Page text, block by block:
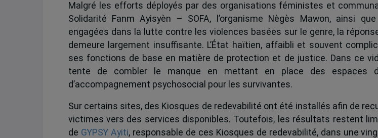
Malgré les efforts déployés par des organisations féministes et
Solidarité Fanm Ayisyèn – SOFA, l’organisme Nègès Mawon, ainsi
engagées dans la lutte contre les violences basées sur le genre, la
demeure largement insuffisante. L’État haïtien, affaibli et souvent
ses fonctions de base en matière de protection et de justice. Dans ce
tente de combler le manque en mettant en place des espaces
d’accompagnement psychosocial pour les survivantes.
Sur certains sites, des Kiosques de redevabilité ont été installés afin de
victimes vers des services disponibles. Toutefois, les résultats restent
de GYPSY Ayiti, responsable de ces Kiosques de redevabilité, dans une